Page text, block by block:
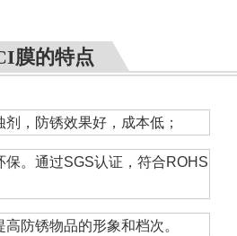
膜的特点
，防锈效果好，成本低；
保。通过SGS认证，符合ROHS
防锈物品的形象和档次。